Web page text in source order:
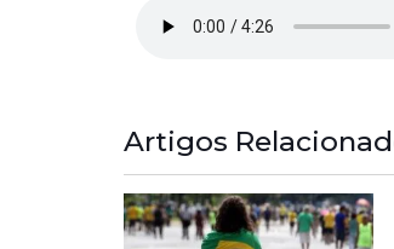
Artigos